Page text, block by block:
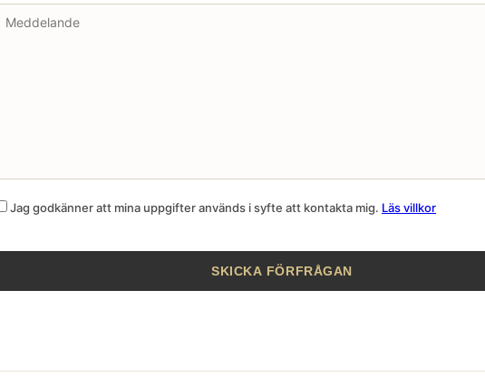
Jag godkänner att mina uppgifter används i syfte att kontakta mig. Läs villkor